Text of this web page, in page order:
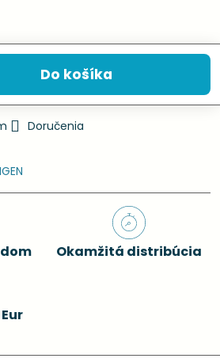
Do košíka
Doručenia
Okamžitá distribúcia